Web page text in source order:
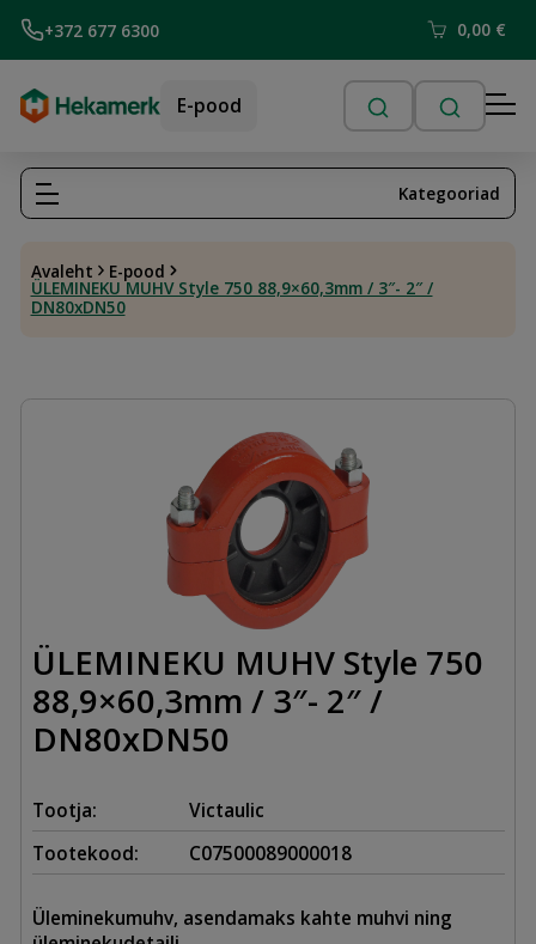
+372 677 6300 0,00 €
E-pood
Avaleht E-pood
ÜLEMINEKU MUHV Style 750 88,9×60,3mm / 3″- 2″ /
DN80xDN50
Kategooriad
ÜLEMINEKU MUHV Style 750
88,9×60,3mm / 3″- 2″ /
DN80xDN50
Tootja:
Victaulic
Tootekood:
C07500089000018
Üleminekumuhv, asendamaks kahte muhvi ning